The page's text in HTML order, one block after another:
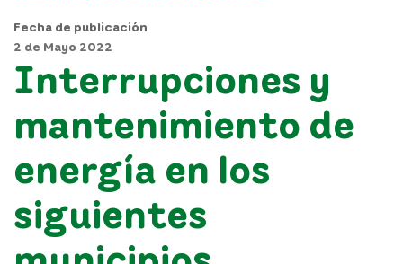
Fecha de publicación
2 de Mayo 2022
Interrupciones y
mantenimiento de
energía en los
siguientes